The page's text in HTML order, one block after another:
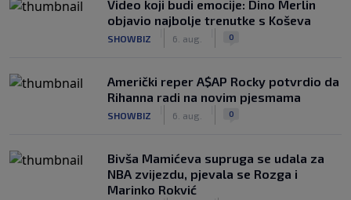
Video koji budi emocije: Dino Merlin
objavio najbolje trenutke s Koševa
SHOWBIZ 6. aug. 0
Američki reper A$AP Rocky potvrdio da
Rihanna radi na novim pjesmama
SHOWBIZ 6. aug. 0
Bivša Mamićeva supruga se udala za
NBA zvijezdu, pjevala se Rozga i
Marinko Rokvić